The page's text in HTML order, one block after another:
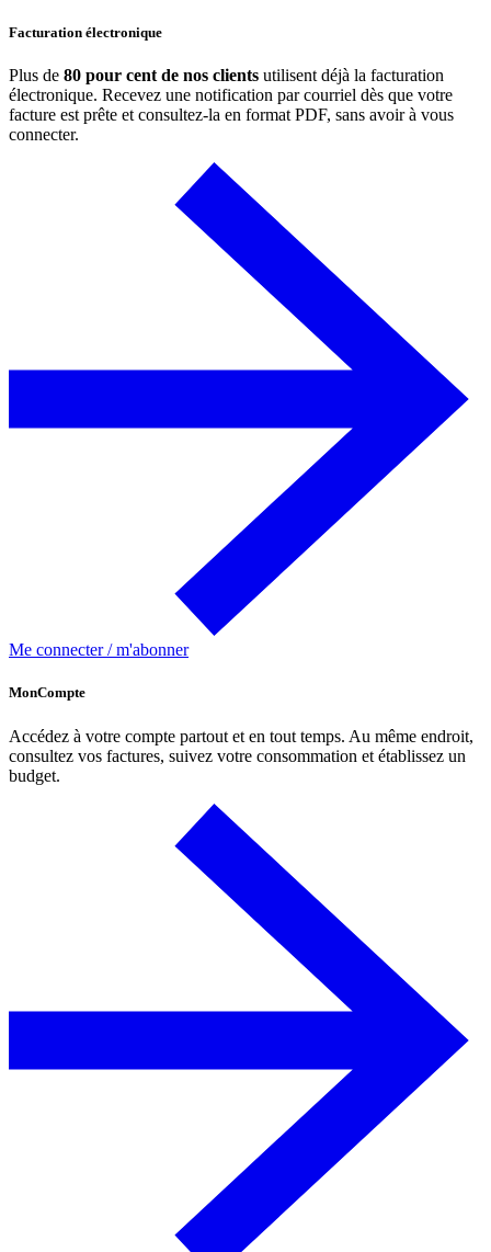
Facturation électronique
Plus de 80 pour cent de nos clients utilisent déjà la facturation
électronique. Recevez une notification par courriel dès que votre
facture est prête et consultez-la en format PDF, sans avoir à vous
connecter.
Me connecter / m'abonner
MonCompte
Accédez à votre compte partout et en tout temps. Au même endroit,
consultez vos factures, suivez votre consommation et établissez un
budget.